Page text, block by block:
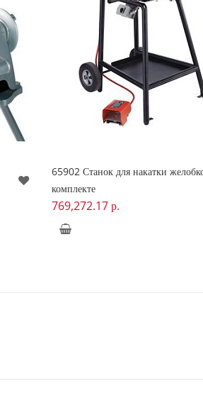
65902 Станок для накатки
комплекте
769,272.17р.